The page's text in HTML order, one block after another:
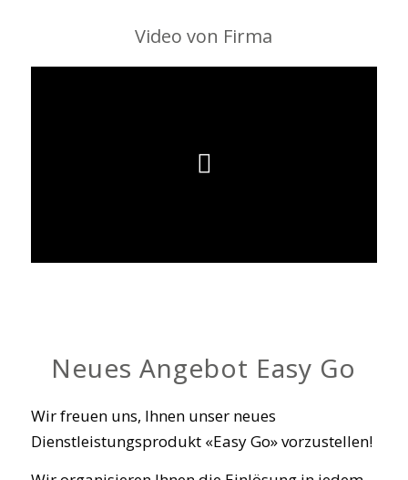
Video von Firma
Neues Angebot Easy Go
Wir freuen uns, Ihnen unser neues
Dienstleistungsprodukt «Easy Go» vorzustellen!